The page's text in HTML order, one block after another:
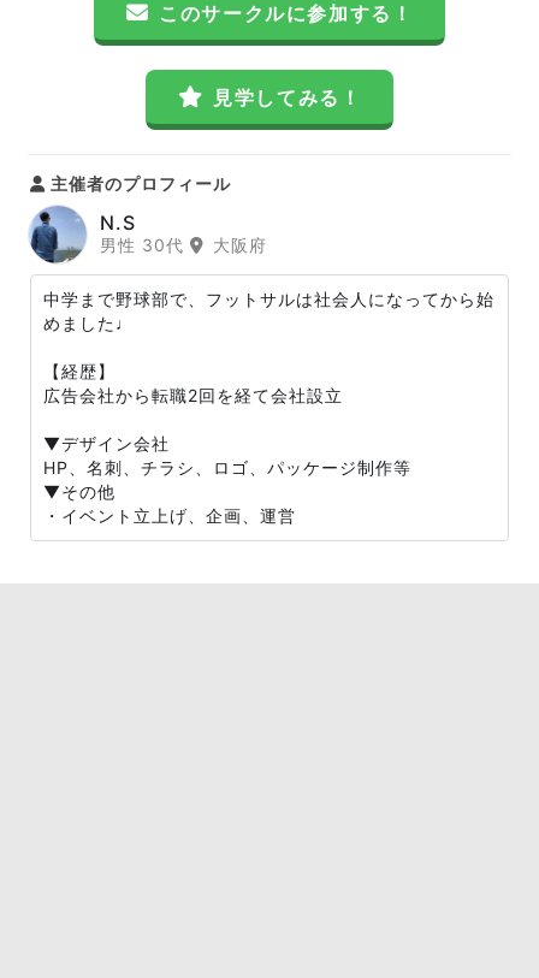
このサークルに参加する！
見学してみる！
主催者のプロフィール
N.S
男性 30代 大阪府
中学まで野球部で、フットサルは社会人になってから始
めました♩
【経歴】
広告会社から転職2回を経て会社設立
▼デザイン会社
HP、名刺、チラシ、ロゴ、パッケージ制作等
▼その他
・イベント立上げ、企画、運営